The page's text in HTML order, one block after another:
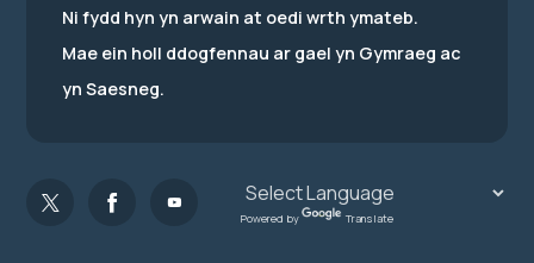
Ni fydd hyn yn arwain at oedi wrth ymateb.
Mae ein holl ddogfennau ar gael yn Gymraeg ac
yn Saesneg.
Powered by Translate